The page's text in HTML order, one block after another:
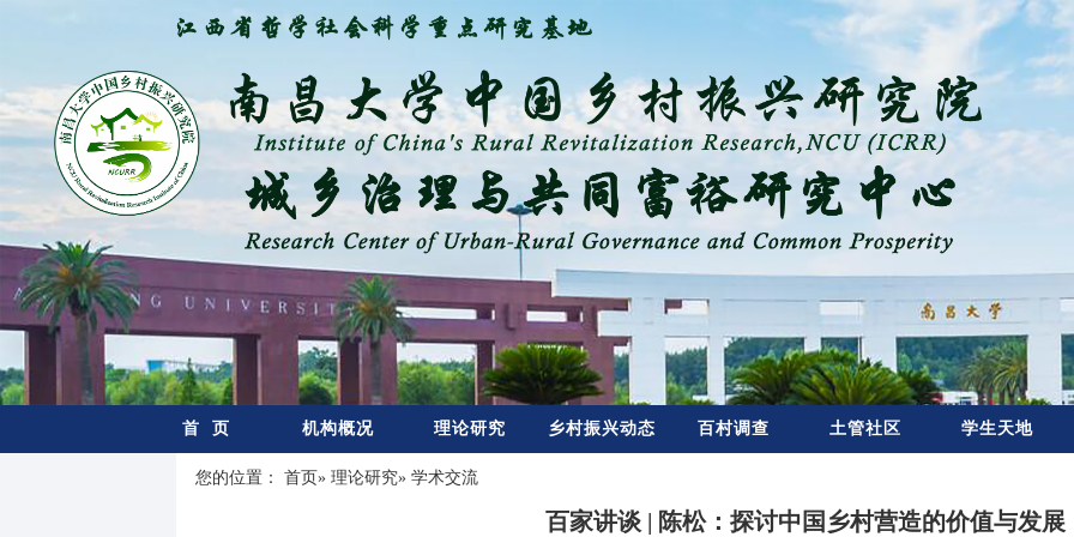
首 页 机构概况 理论研究 乡村振兴动态 百村调查 土管社区 学生天地
您的位置： 首页» 理论研究» 学术交流
百家讲谈 | 陈松：探讨中国乡村营造的价值与发展